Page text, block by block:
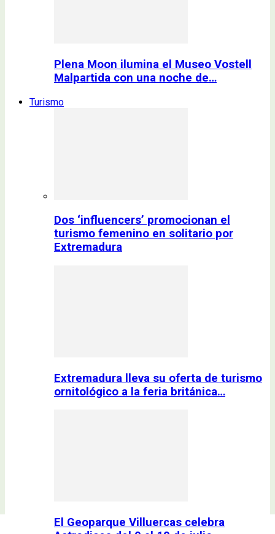
Plena Moon ilumina el Museo Vostell
Malpartida con una noche de…
Turismo
Dos ‘influencers’ promocionan el
turismo femenino en solitario por
Extremadura
Extremadura lleva su oferta de turismo
ornitológico a la feria británica…
El Geoparque Villuercas celebra